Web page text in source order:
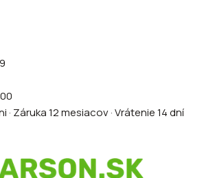
· Záruka 12 mesiacov · Vrátenie 14 dní